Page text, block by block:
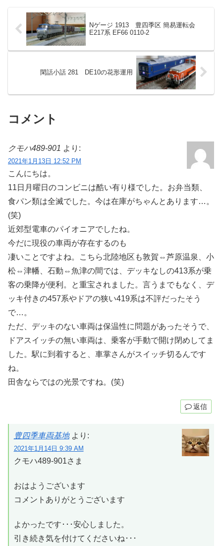
Nゲージ 1913 豊四季区 簡易運転会
E217系 EF66 0110-2
閑話小話 281 DE10の花形運用
コメント
クモハ489-901 より:
2021年1月13日 12:52 PM
こんにちは。
11日月曜日のコンビニは酷い有り様でした。お弁当類、
食パン類は全滅でした。今は在庫がちゃんとあります…。
(笑)
近郊型電車のパイオニアでしたね。
今だに現役の車両が存在するのも
凄いことですよね。こちら北陸地区も敦賀⇔芦原温泉、小
松⇔津幡、石動⇔魚津の間では、デッキなしの413系が乗
客の乗降が便利。と重宝されました。言うまでもなく、デ
ッキ付きの457系やドアの狭い419系は不評だったそう
で…。
ただ、デッキのない車両は保温性に問題があったそうで、
ドアスイッチの無い車両は、乗客が手動で開け閉めしてま
した。駅に到着すると、車掌さんがスイッチ切るんです
ね。
田舎ならではの光景ですね。(笑)
返信
豊四季車両基地 より:
2021年1月14日 9:39 AM
クモハ489-901さま
おはようございます
コメントありがとうございます
よかったです･･･安心しました。
引き続き気を付けてくださいね･･･